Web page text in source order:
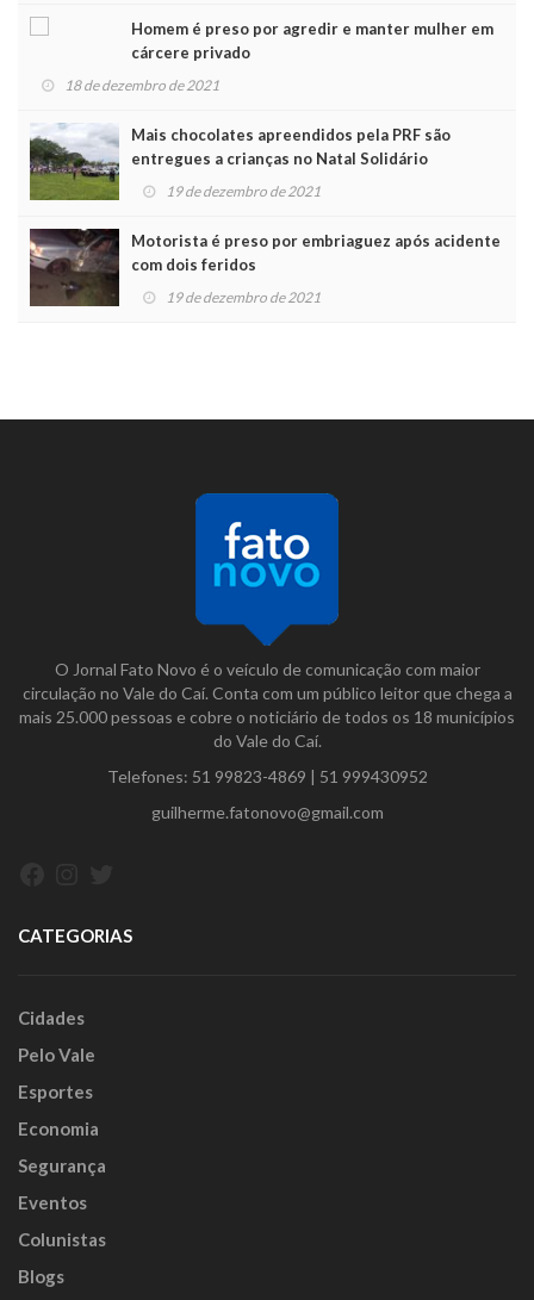
Homem é preso por agredir e manter mulher em
cárcere privado
18 de dezembro de 2021
Mais chocolates apreendidos pela PRF são
entregues a crianças no Natal Solidário
19 de dezembro de 2021
Motorista é preso por embriaguez após acidente
com dois feridos
19 de dezembro de 2021
O Jornal Fato Novo é o veículo de comunicação com maior
circulação no Vale do Caí. Conta com um público leitor que chega a
mais 25.000 pessoas e cobre o noticiário de todos os 18 municípios
do Vale do Caí.
Telefones: 51 99823-4869 | 51 999430952
guilherme.fatonovo@gmail.com
CATEGORIAS
Cidades
Pelo Vale
Esportes
Economia
Segurança
Eventos
Colunistas
Blogs